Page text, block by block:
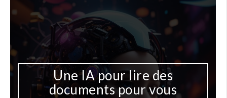
Une IA pour lire des
documents pour vous